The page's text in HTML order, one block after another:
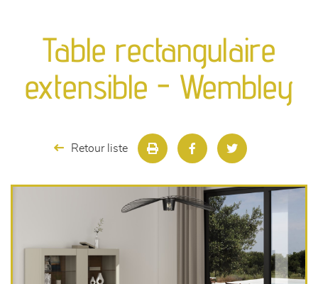
séjours
meubles de complément
Table rectangulaire
extensible - Wembley
Retour liste